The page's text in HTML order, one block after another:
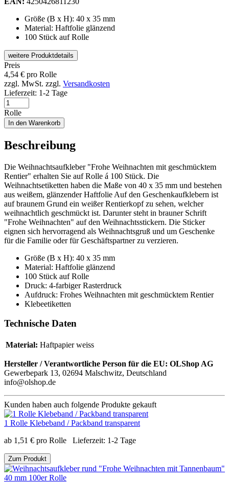
Größe (B x H): 40 x 35 mm
Material: Haftfolie glänzend
100 Stück auf Rolle
weitere Produktdetails
Preis
4,54 € pro Rolle
zzgl. MwSt. zzgl. Versandkosten
Lieferzeit: 1-2 Tage
Rolle
In den Warenkorb
Beschreibung
Die Weihnachtsaufkleber "Frohe Weihnachten mit geschmücktem
Rentier" erhalten Sie auf Rolle á 100 Stück. Die
Weihnachtsetiketten haben die Maße von 40 x 35 mm und bestehen
aus weißem, glänzender Haftfolie Auf den Geschenkaufklebern ist
auf braunem Grund ein weißer Rentierkopf zu sehen, welcher
weihnachtlich geschmückt ist. Darunter steht in brauner Schrift
"Frohe Weihnachten" auf den Weihnachtsstickern. Die Sticker
eignen sich hervorragend als Weihnachtsgruß und um Geschenke
für die Familie oder für Geschäftspartner zu verzieren.
Größe (B x H): 40 x 35 mm
Material: Haftfolie glänzend
100 Stück auf Rolle
Druck: 4-farbiger Rasterdruck
Aufdruck: Frohes Weihnachten mit geschmücktem Rentier
Klebeetiketten
Technische Daten
Material: Haftpapier weiss
Hersteller / Verantwortliche Person für die EU: OLShop AG
Gewerbepark 13, 02694 Malschwitz, Deutschland
info@olshop.de
Kunden haben auch folgende Produkte gekauft
1 Rolle Klebeband / Packband transparent
ab 1,51 € pro Rolle Lieferzeit: 1-2 Tage
Zum Produkt